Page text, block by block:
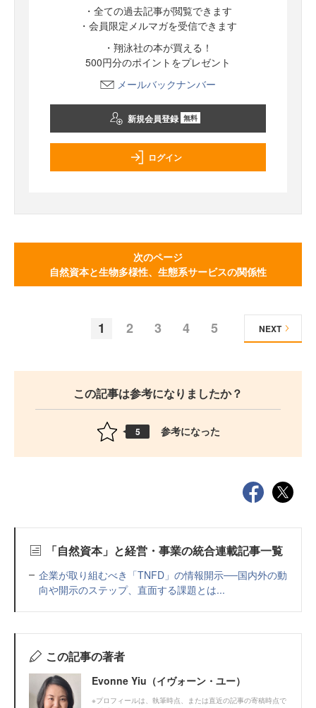
・全ての過去記事が閲覧できます
・会員限定メルマガを受信できます
・翔泳社の本が買える！
500円分のポイントをプレゼント
メールバックナンバー
新規会員登録 無料
ログイン
次のページ
自然資本と生物多様性、生態系サービスの関係性
1 2 3 4 5 NEXT
この記事は参考になりましたか？
5 参考になった
「自然資本」と経営・事業の統合連載記事一覧
企業が取り組むべき「TNFD」の情報開示──国内外の動
向や開示のステップ、直面する課題とは...
この記事の著者
Evonne Yiu（イヴォーン・ユー）
※プロフィールは、執筆時点、または直近の記事の寄稿時点で